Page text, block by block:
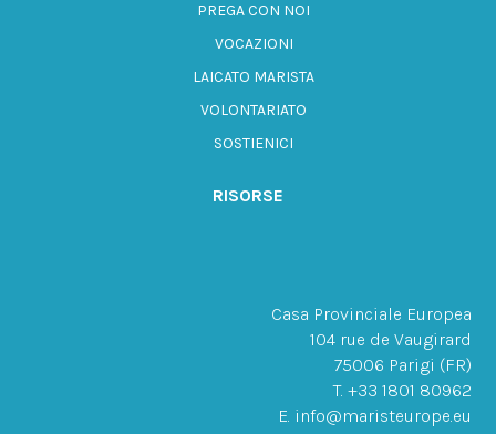
PREGA CON NOI
VOCAZIONI
LAICATO MARISTA
VOLONTARIATO
SOSTIENICI
RISORSE
Casa Provinciale Europea
104 rue de Vaugirard
75006 Parigi (FR)
T. +33 1801 80962
E. info@maristeurope.eu